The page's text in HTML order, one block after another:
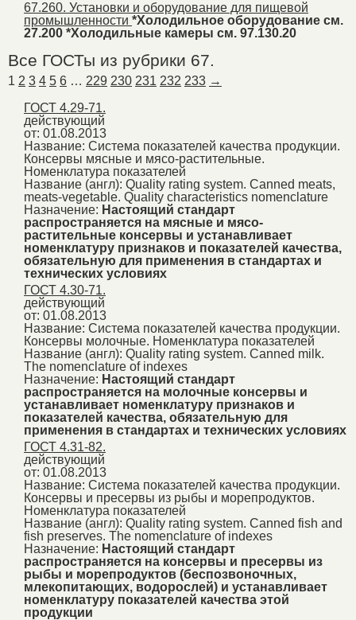
67.260. Установки и оборудование для пищевой
промышленности *Холодильное оборудование см.
27.200 *Холодильные камеры см. 97.130.20
Все ГОСТы из рубрики 67.
1 2 3 4 5 6 … 229 230 231 232 233 →
ГОСТ 4.29-71.
действующий
от: 01.08.2013
Название: Система показателей качества продукции.
Консервы мясные и мясо-растительные.
Номенклатура показателей
Название (англ): Quality rating system. Canned meats,
meats-vegetable. Quality characteristics nomenclature
Назначение: Настоящий стандарт
распространяется на мясные и мясо-
растительные консервы и устанавливает
номенклатуру признаков и показателей качества,
обязательную для применения в стандартах и
технических условиях
ГОСТ 4.30-71.
действующий
от: 01.08.2013
Название: Система показателей качества продукции.
Консервы молочные. Номенклатура показателей
Название (англ): Quality rating system. Canned milk.
The nomenclature of indexes
Назначение: Настоящий стандарт
распространяется на молочные консервы и
устанавливает номенклатуру признаков и
показателей качества, обязательную для
применения в стандартах и технических условиях
ГОСТ 4.31-82.
действующий
от: 01.08.2013
Название: Система показателей качества продукции.
Консервы и пресервы из рыбы и морепродуктов.
Номенклатура показателей
Название (англ): Quality rating system. Canned fish and
fish preserves. The nomenclature of indexes
Назначение: Настоящий стандарт
распространяется на консервы и пресервы из
рыбы и морепродуктов (беспозвоночных,
млекопитающих, водорослей) и устанавливает
номенклатуру показателей качества этой
продукции